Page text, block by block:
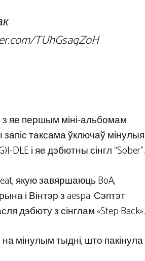
TUhGsaqZoH
яе першым міні-альбомам
запіс таксама ўключаў мінулыя
DLE і яе дэбютны сінгл “Sober”.
якую завяршаюць BoA,
і Вінтэр з aespa. Сэптэт
дэбюту з сінглам «Step Back».
на мінулым тыдні, што пакінула